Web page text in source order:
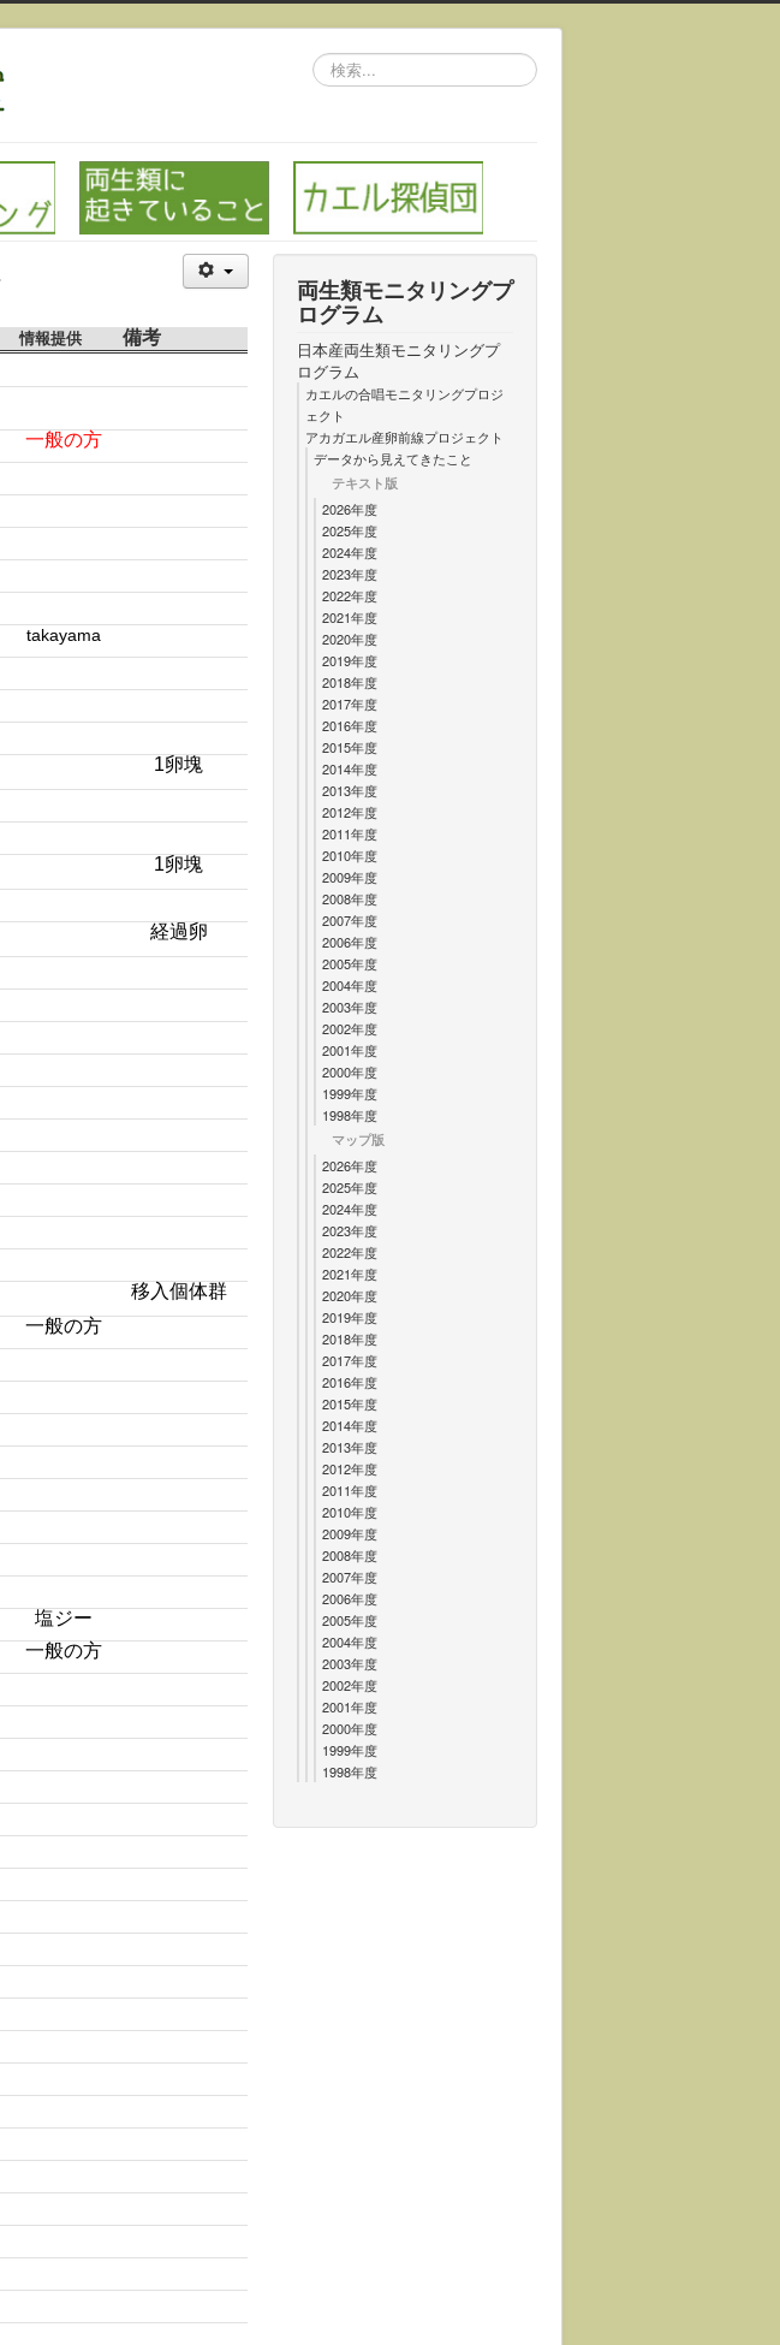
検
索...
情報提供 備考
一般の方
takayama
1卵塊
1卵塊
経過卵
移入個体群
一般の方
塩ジー
一般の方
両生類モニタリングプ
ログラム
日本産両生類モニタリングプ
ログラム
カエルの合唱モニタリングプロジ
ェクト
アカガエル産卵前線プロジェクト
データから見えてきたこと
テキスト版
2026年度
2025年度
2024年度
2023年度
2022年度
2021年度
2020年度
2019年度
2018年度
2017年度
2016年度
2015年度
2014年度
2013年度
2012年度
2011年度
2010年度
2009年度
2008年度
2007年度
2006年度
2005年度
2004年度
2003年度
2002年度
2001年度
2000年度
1999年度
1998年度
マップ版
2026年度
2025年度
2024年度
2023年度
2022年度
2021年度
2020年度
2019年度
2018年度
2017年度
2016年度
2015年度
2014年度
2013年度
2012年度
2011年度
2010年度
2009年度
2008年度
2007年度
2006年度
2005年度
2004年度
2003年度
2002年度
2001年度
2000年度
1999年度
1998年度